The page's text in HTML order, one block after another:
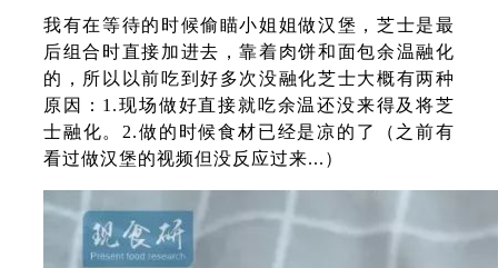
我有在等待的时候偷瞄小姐姐做汉堡，芝士是最
后组合时直接加进去，靠着肉饼和面包余温融化
的，所以以前吃到好多次没融化芝士大概有两种
原因：1.现场做好直接就吃余温还没来得及将芝
士融化。2.做的时候食材已经是凉的了（之前有
看过做汉堡的视频但没反应过来...）